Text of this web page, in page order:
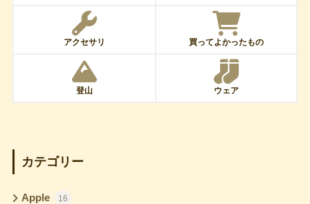
アクセサリ 買ってよかったもの
登山 ウェア
カテゴリー
Apple 16